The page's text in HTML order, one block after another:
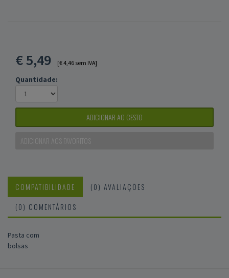
€5,49 [€ 4,46 sem IVA]
Quantidade:
ADICIONAR AO CESTO
ADICIONAR AOS FAVORITOS
COMPATIBILIDADE
(0) AVALIAÇÕES
(0) COMENTÁRIOS
Pasta com
bolsas